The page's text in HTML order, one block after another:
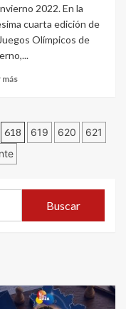
2022. En la
cuarta edición de
Olímpicos de
más
618 619 620
621